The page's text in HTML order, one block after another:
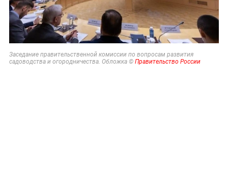
Заседание правительственной комиссии по вопросам развития
садоводства и огородничества. Обложка © Правительство России